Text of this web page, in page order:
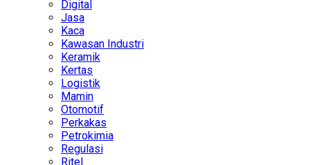
Digital
Jasa
Kaca
Kawasan Industri
Keramik
Kertas
Logistik
Mamin
Otomotif
Perkakas
Petrokimia
Regulasi
Ritel